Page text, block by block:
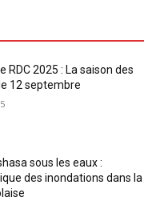
RDC 2025 : La saison des
12 septembre
sous les eaux :
des inondations dans la